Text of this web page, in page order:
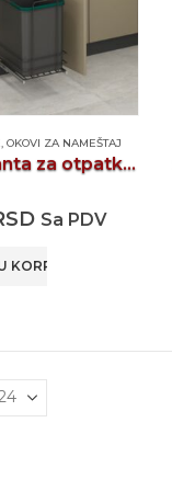
, OKOVI ZA NAMEŠTAJ
STARAX kanta za otpatke S2580A
Sa PDV
KORPU